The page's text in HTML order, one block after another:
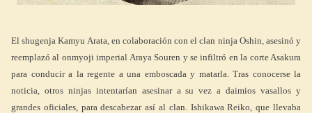
El shugenja Kamyu Arata, en colaboración con el clan ninja Oshin, asesinó y
reemplazó al onmyoji imperial Araya Souren y se infiltró en la corte Asakura
para conducir a la regente a una emboscada y matarla. Tras conocerse la
noticia, otros ninjas intentarían asesinar a su vez a daimios vasallos y
grandes oficiales, para descabezar así al clan. Ishikawa Reiko, que llevaba